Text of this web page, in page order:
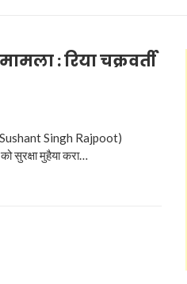
: रिया चक्रवर्ती
Singh Rajpoot)
सुरक्षा मुहैया करा…